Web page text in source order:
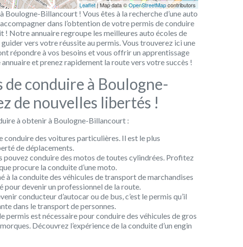
Leaflet| Map data ©OpenStreetMapcontributors
Boulogne-Billancourt ! Vous êtes à la recherche d’une auto
dans l’obtention de votre permis de conduire
! Notre annuaire regroupe les meilleures auto écoles de
vers votre réussite au permis. Vous trouverez ici une
répondre à vos besoins et vous offrir un apprentissage
et prenez rapidement la route vers votre succès !
conduire à Boulogne-
de nouvelles libertés !
à obtenir à Boulogne-Billancourt :
conduire des voitures particulières. Il est le plus
de déplacements.
pouvez conduire des motos de toutes cylindrées. Profitez
procure la conduite d’une moto.
à la conduite des véhicules de transport de marchandises
pour devenir un professionnel de la route.
conducteur d’autocar ou de bus, c’est le permis qu’il
dans le transport de personnes.
permis est nécessaire pour conduire des véhicules de gros
Découvrez l’expérience de la conduite d’un engin